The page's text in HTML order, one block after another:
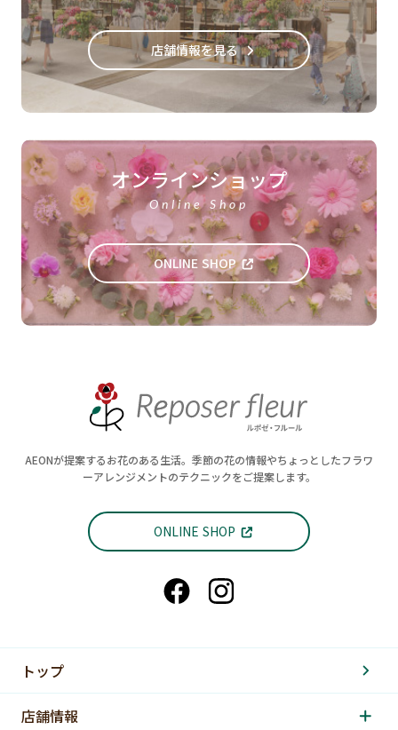
店舗情報を見る
オンラインショップ
Online Shop
ONLINE SHOP
AEONが提案するお花のある生活。季節の花の情報やちょっとしたフラワ
ーアレンジメントのテクニックをご提案します。
ONLINE SHOP
トップ
店舗情報